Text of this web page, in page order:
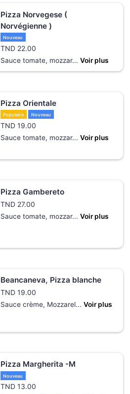
Pizza Norvegese (
Norvégienne )
Nouveau
TND 22.00
Sauce tomate, mozzar... Voir plus
Pizza Orientale
Populaire Nouveau
TND 19.00
Sauce tomate, mozzar... Voir plus
Pizza Gambereto
TND 27.00
Sauce tomate, mozzar... Voir plus
Beancaneva, Pizza blanche
TND 19.00
Sauce crème, Mozzarel... Voir plus
Pizza Margherita -M
Nouveau
TND 13.00